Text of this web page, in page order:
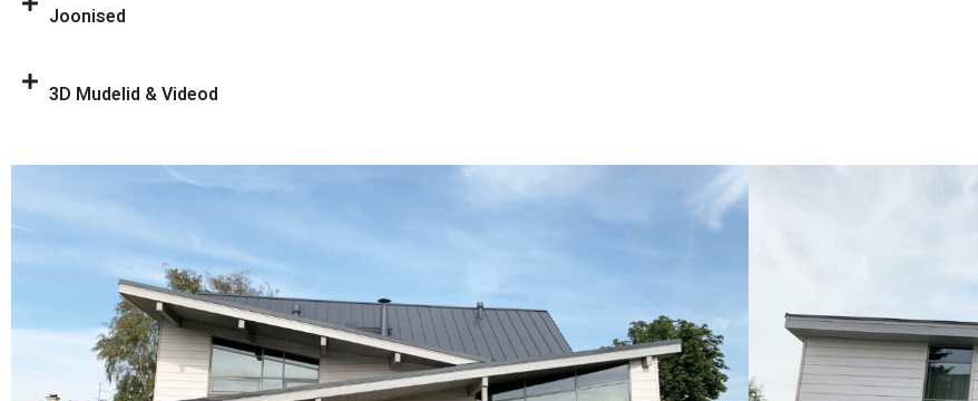
Joonised
3D Mudelid & Videod